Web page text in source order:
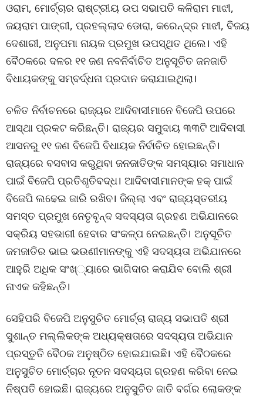
ଓରାମ, ମୋର୍ଚ୍ଚାର ରାଷ୍ଟ୍ରୀୟ ଉପ ସଭାପତି କଳିରାମ ମାଝୀ,
ଜୟରାମ ପାଙ୍ଗୀ, ପ୍ରହଲ୍ଲାଦ ଡୋରା, କରେନ୍ଦ୍ର ମାଝୀ, ବିଜୟ
ଦେଶାରୀ, ଅନୁପମା ନାୟକ ପ୍ରମୁଖ ଉପସ୍ଥିତ ଥିଲେ। ଏହି
ବୈଠକରେ ଦଳର ୧୧ ଜଣ ନବନିର୍ବାଚିତ ଅନୁସୂଚିତ ଜନଜାତି
ବିଧାୟକଙ୍କୁ ସମ୍ବର୍ଦ୍ଧନା ପ୍ରଦାନ କରାଯାଇଥିଲା।
ଚଳିତ ନିର୍ବାଚନରେ ରାଜ୍ୟର ଆଦିବାସୀମାନେ ବିଜେପି ଉପରେ
ଆସ୍ଥା ପ୍ରକଟ କରିଛନ୍ତି। ରାଜ୍ୟର ସମୁଦାୟ ୩୩ଟି ଆଦିବାସୀ
ଆସନରୁ ୧୧ ଜଣ ବିଜେପି ବିଧାୟକ ନିର୍ବାଚିତ ହୋଇଛନ୍ତି।
ରାଜ୍ୟରେ ବସବାସ କରୁଥିବା ଜନଜାତିଙ୍କ ସମସ୍ୟାର ସମାଧାନ
ପାଇଁ ବିଜେପି ପ୍ରତିଶୃତିବଦ୍ଧ। ଆଦିବାସୀମାନଙ୍କ ହକ୍ ପାଇଁ
ବିଜେପି ଲଢେଇ ଜାରି ରଖିବ। ଜିଲ୍ଲା ଏବଂ ରାଜ୍ୟସ୍ତରୀୟ
ସମସ୍ତ ପ୍ରମୁଖ ନେତୃବୃନ୍ଦ ସଦସ୍ୟତା ଗ୍ରହଣ ଅଭିଯାନରେ
ସକ୍ରିୟ ସହଭାଗୀ ହେବାର ସଂକଳ୍ପ ନେଇଛନ୍ତି। ଅନୁସୂଚିତ
ଜମଜାତିର ଭାଇ ଭଉଣୀମାନଙ୍କୁ ଏହି ସଦସ୍ୟତା ଅଭିଯାନରେ
ଆହୁରି ଅଧିକ ସଂଖ୍୍ୟାରେ ଭାଗିଦାର କରାଯିବ ବୋଲି ଶ୍ରୀ
ନାଏକ କହିଛନ୍ତି।
ସେହିପରି ବିଜେପି ଅନୁସୁଚିତ ମୋର୍ଚ୍ଚା ରାଜ୍ୟ ସଭାପତି ଶ୍ରୀ
ସୁଶାନ୍ତ ମଲ୍ଲିକଙ୍କ ଅଧ୍ୟକ୍ଷତାରେ ସଦସ୍ୟତା ଅଭିଯାନ
ପ୍ରସ୍ତୁତି ବୈଠକ ଅନୁଷ୍ଠିତ ହୋଇଯାଇଛି। ଏହି ବୈଠକରେ
ଅନୁସୁଚିତ ମୋର୍ଚ୍ଚାର ନୂତନ ସଦସ୍ୟତା ଗ୍ରହଣ କରିବା ନେଇ
ନିଷ୍ପତି ହୋଇଛି। ରାଜ୍ୟରେ ଅନୁସୁଚିତ ଜାତି ବର୍ଗର ଲୋକଙ୍କ